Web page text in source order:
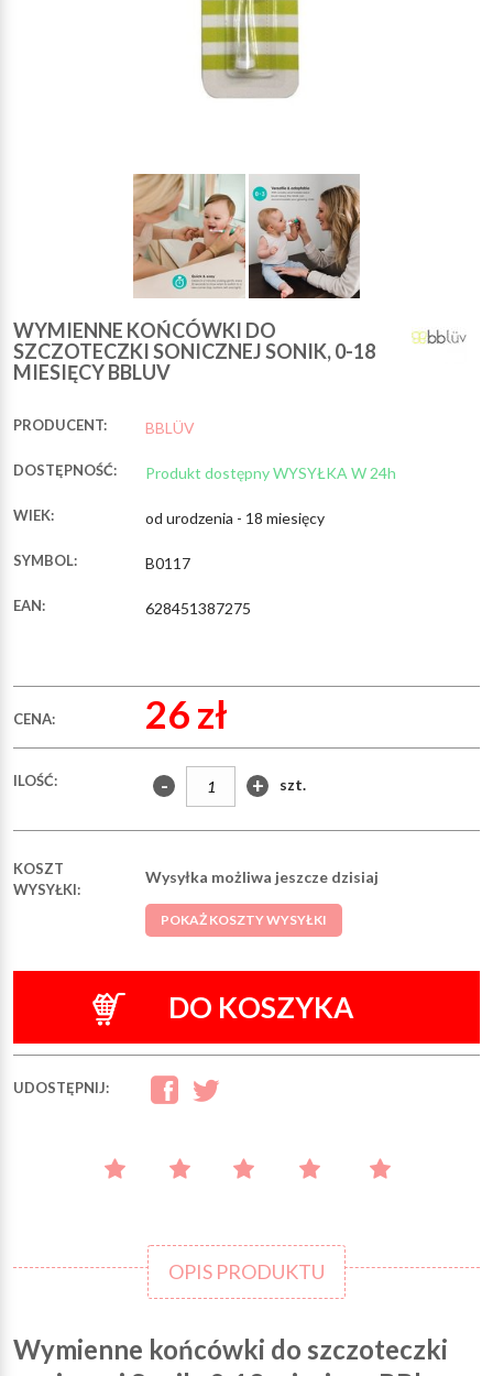
WYMIENNE KOŃCÓWKI DO
SZCZOTECZKI SONICZNEJ SONIK, 0-18
MIESIĘCY BBLUV
PRODUCENT: BBLÜV
DOSTĘPNOŚĆ: Produkt dostępny WYSYŁKA W 24h
WIEK: od urodzenia - 18 miesięcy
SYMBOL: B0117
EAN: 628451387275
CENA: 26 zł
ILOŚĆ: - + szt.
KOSZT
WYSYŁKI:
Wysyłka możliwa jeszcze dzisiaj
POKAŻ KOSZTY WYSYŁKI
DO KOSZYKA
UDOSTĘPNIJ:
OPIS PRODUKTU
Wymienne końcówki do szczoteczki